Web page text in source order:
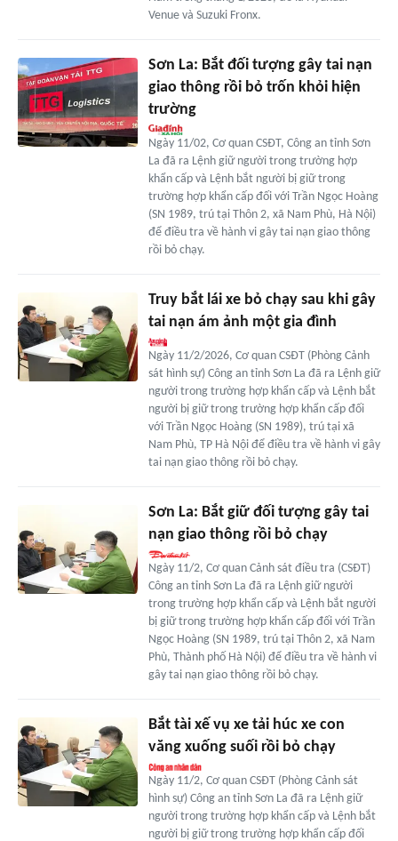
Venue và Suzuki Fronx.
Sơn La: Bắt đối tượng gây tai nạn
giao thông rồi bỏ trốn khỏi hiện
trường
Ngày 11/02, Cơ quan CSĐT, Công an tỉnh Sơn
La đã ra Lệnh giữ người trong trường hợp
khẩn cấp và Lệnh bắt người bị giữ trong
trường hợp khẩn cấp đối với Trần Ngọc Hoàng
(SN 1989, trú tại Thôn 2, xã Nam Phù, Hà Nội)
để điều tra về hành vi gây tai nạn giao thông
rồi bỏ chạy.
Truy bắt lái xe bỏ chạy sau khi gây
tai nạn ám ảnh một gia đình
Ngày 11/2/2026, Cơ quan CSĐT (Phòng Cảnh
sát hình sự) Công an tỉnh Sơn La đã ra Lệnh giữ
người trong trường hợp khẩn cấp và Lệnh bắt
người bị giữ trong trường hợp khẩn cấp đối
với Trần Ngọc Hoàng (SN 1989), trú tại xã
Nam Phù, TP Hà Nội để điều tra về hành vi gây
tai nạn giao thông rồi bỏ chạy.
Sơn La: Bắt giữ đối tượng gây tai
nạn giao thông rồi bỏ chạy
Ngày 11/2, Cơ quan Cảnh sát điều tra (CSĐT)
Công an tỉnh Sơn La đã ra Lệnh giữ người
trong trường hợp khẩn cấp và Lệnh bắt người
bị giữ trong trường hợp khẩn cấp đối với Trần
Ngọc Hoàng (SN 1989, trú tại Thôn 2, xã Nam
Phù, Thành phố Hà Nội) để điều tra về hành vi
gây tai nạn giao thông rồi bỏ chạy.
Bắt tài xế vụ xe tải húc xe con
văng xuống suối rồi bỏ chạy
Ngày 11/2, Cơ quan CSĐT (Phòng Cảnh sát
hình sự) Công an tỉnh Sơn La đã ra Lệnh giữ
người trong trường hợp khẩn cấp và Lệnh bắt
người bị giữ trong trường hợp khẩn cấp đối